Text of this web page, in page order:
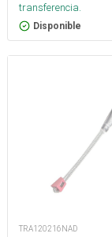
transferencia.
Disponible
TRA120216NAD